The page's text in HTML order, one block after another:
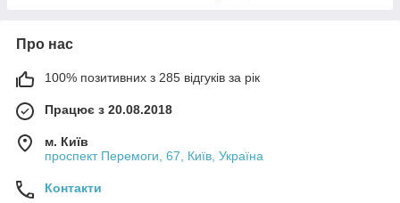
Про нас
100% позитивних з 285 відгуків за рік
Працює з 20.08.2018
м. Київ
проспект Перемоги, 67, Київ, Україна
Контакти